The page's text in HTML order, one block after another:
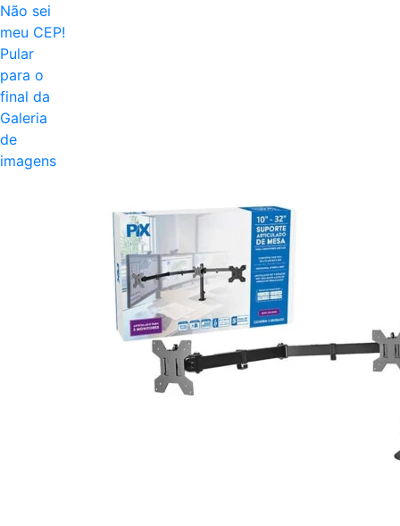
Não sei
meu CEP!
Pular
para o
final da
Galeria
de
imagens